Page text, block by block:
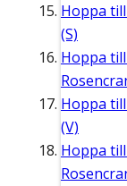
Hoppa till
(S)
Hoppa till
Hoppa till
(V)
Hoppa till